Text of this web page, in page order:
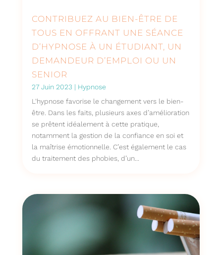
CONTRIBUEZ AU BIEN-ÊTRE DE
TOUS EN OFFRANT UNE SÉANCE
D’HYPNOSE À UN ÉTUDIANT, UN
DEMANDEUR D’EMPLOI OU UN
SENIOR
27 Juin 2023 | Hypnose
L'hypnose favorise le changement vers le bien-
être. Dans les faits, plusieurs axes d’amélioration
se prêtent idéalement à cette pratique,
notamment la gestion de la confiance en soi et
la maîtrise émotionnelle. C’est également le cas
du traitement des phobies, d’un...